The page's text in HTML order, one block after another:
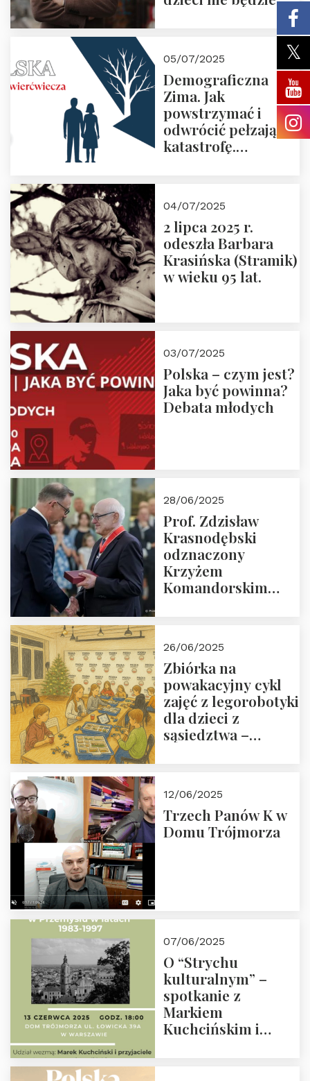
05/07/2025
Demograficzna
Zima. Jak
powstrzymać i
odwrócić pełzającą
katastrofę.
Nowego
Ćwierćwiecza”
04/07/2025
2 lipca 2025 r.
odeszła Barbara
Krasińska (Stramik)
w wieku 95 lat.
03/07/2025
Polska – czym jest?
Jaka być powinna?
Debata młodych
28/06/2025
Prof. Zdzisław
Krasnodębski
odznaczony
Krzyżem
Komandorskim
26/06/2025
Zbiórka na
powakacyjny cykl
zajęć z legorobotyki
dla dzieci z
sąsiedztwa –
Fundacji
12/06/2025
Trzech Panów K w
Domu Trójmorza
07/06/2025
O “Strychu
kulturalnym” –
spotkanie z
Markiem
Kuchcińskim i